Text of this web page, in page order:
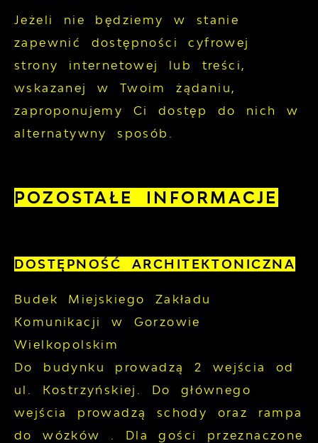
Jeżeli nie będziemy w stanie
zapewnić dostępności cyfrowej
strony internetowej lub treści,
wskazanej w Twoim żądaniu,
zaproponujemy Ci dostęp do nich w
alternatywny sposób.
POZOSTAŁE INFORMACJE
DOSTĘPNOŚĆ ARCHITEKTONICZNA
Budek Miejskiego Zakładu
Komunikacji w Gorzowie
Wielkopolskim
Do budynku prowadzą 2 wejścia od
ul. Kostrzyńskiej. Do głównego
wejścia prowadzą schody oraz rampa
do wózków . Dla gości przeznaczone